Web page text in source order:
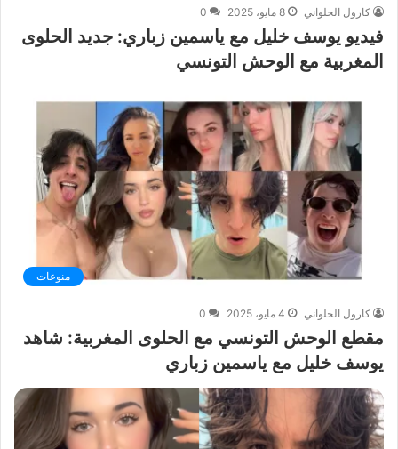
كارول الحلواني 8 مايو، 2025 0
فيديو يوسف خليل مع ياسمين زباري: جديد الحلوى
المغربية مع الوحش التونسي
منوعات
كارول الحلواني 4 مايو، 2025 0
مقطع الوحش التونسي مع الحلوى المغربية: شاهد
يوسف خليل مع ياسمين زباري